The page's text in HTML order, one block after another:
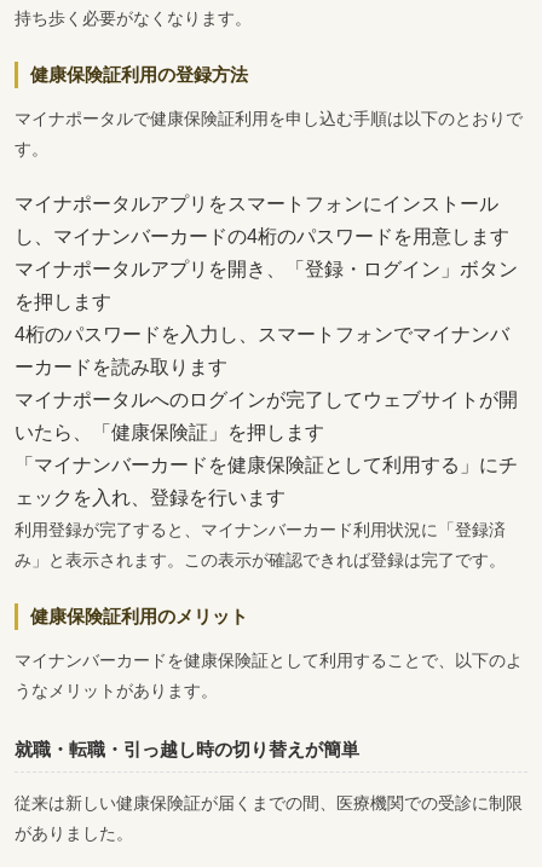
持ち歩く必要がなくなります。
健康保険証利用の登録方法
マイナポータルで健康保険証利用を申し込む手順は以下のとおりで
す。
マイナポータルアプリをスマートフォンにインストール
し、マイナンバーカードの4桁のパスワードを用意します
マイナポータルアプリを開き、「登録・ログイン」ボタン
を押します
4桁のパスワードを入力し、スマートフォンでマイナンバ
ーカードを読み取ります
マイナポータルへのログインが完了してウェブサイトが開
いたら、「健康保険証」を押します
「マイナンバーカードを健康保険証として利用する」にチ
ェックを入れ、登録を行います
利用登録が完了すると、マイナンバーカード利用状況に「登録済
み」と表示されます。この表示が確認できれば登録は完了です。
健康保険証利用のメリット
マイナンバーカードを健康保険証として利用することで、以下のよ
うなメリットがあります。
就職・転職・引っ越し時の切り替えが簡単
従来は新しい健康保険証が届くまでの間、医療機関での受診に制限
がありました。